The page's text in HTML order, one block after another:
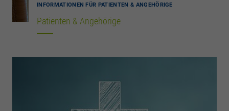
INFORMATIONEN FÜR PATIENTEN & ANGEHÖRIGE
Patienten & Angehörige